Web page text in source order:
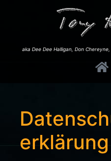
aka Dee Dee Halligan, Don
erklärung